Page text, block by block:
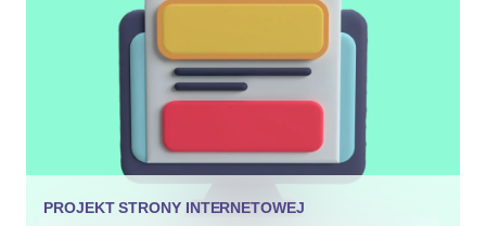
PROJEKT STRONY INTERNETOWEJ